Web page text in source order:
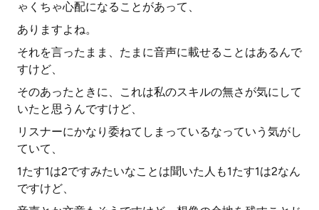
ゃくちゃ心配になることがあって、
ありますよね。
それを言ったまま、たまに音声に載せることはあるんで
すけど、
そのあったときに、これは私のスキルの無さが気にして
いたと思うんですけど、
リスナーにかなり委ねてしまっているなっていう気がし
ていて、
1たす1は2ですみたいなことは聞いた人も1たす1は2なん
ですけど、